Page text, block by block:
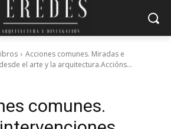
Acciones comunes. Miradas e
el arte y la arquitectura.Accións...
comunes.